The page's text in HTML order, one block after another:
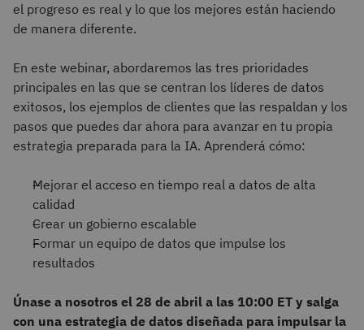
el progreso es real y lo que los mejores están haciendo
de manera diferente.
En este webinar, abordaremos las tres prioridades
principales en las que se centran los líderes de datos
exitosos, los ejemplos de clientes que las respaldan y los
pasos que puedes dar ahora para avanzar en tu propia
estrategia preparada para la IA. Aprenderá cómo:
Mejorar el acceso en tiempo real a datos de alta
calidad
Crear un gobierno escalable
Formar un equipo de datos que impulse los
resultados
Únase a nosotros el 28 de abril a las 10:00 ET y salga
con una estrategia de datos diseñada para impulsar la